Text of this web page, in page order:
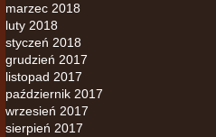
marzec 2018
luty 2018
styczeń 2018
grudzień 2017
listopad 2017
październik 2017
wrzesień 2017
sierpień 2017